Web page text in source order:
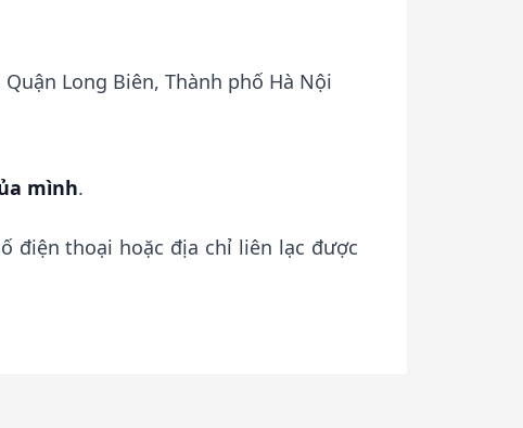
Long Biên, Thành phố Hà Nội
mình.
điện thoại hoặc địa chỉ liên lạc được